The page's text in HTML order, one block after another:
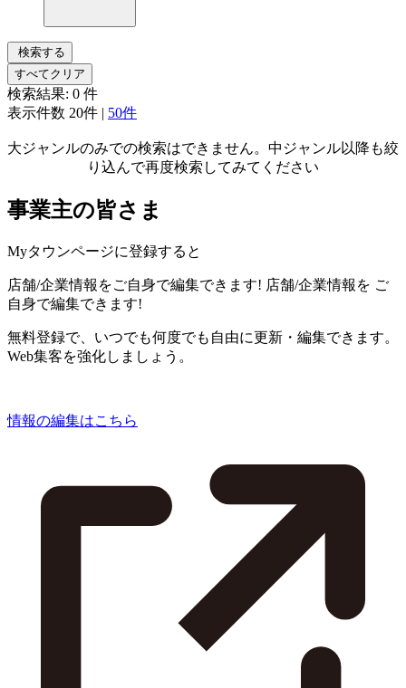
検索する
すべてクリア
検索結果: 0 件
表示件数 20件 | 50件
大ジャンルのみでの検索はできません。中ジャンル以降も絞
り込んで再度検索してみてください
事業主の皆さま
Myタウンページに登録すると
店舗/企業情報をご自身で編集できます! 店舗/企業情報を ご
自身で編集できます!
無料登録で、いつでも何度でも自由に更新・編集できます。
Web集客を強化しましょう。
情報の編集はこちら